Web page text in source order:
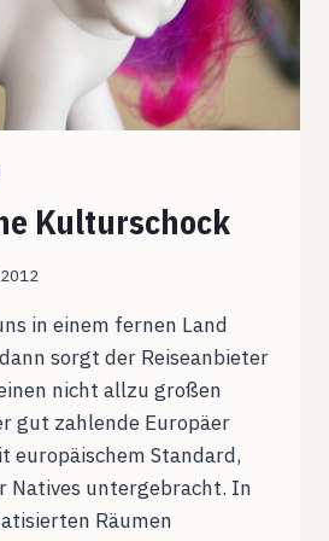
Kulturschock
in einem fernen Land
sorgt der Reiseanbieter
nicht allzu großen
gut zahlende Europäer
europäischem Standard,
Natives untergebracht. In
Räumen